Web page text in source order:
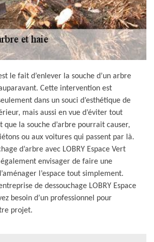
le fait d’enlever la souche d’un arbre
Cette intervention est
dans un souci d’esthétique de
mais aussi en vue d’éviter tout
que la souche d’arbre pourrait causer,
ou aux voitures qui passent par là.
d’arbre avec LOBRY Espace Vert
envisager de faire une
l’espace tout simplement.
de dessouchage LOBRY Espace
besoin d’un professionnel pour
projet.